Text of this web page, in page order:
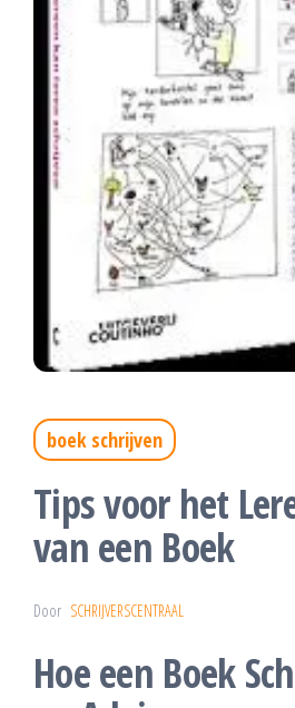
boek schrijven
Tips voor het
van een Boek
Door SCHRIJVERSCENTRAAL
Hoe een Boek